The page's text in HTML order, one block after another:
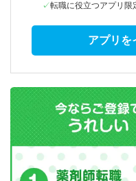
転職に役立つアプリ限
アプリを